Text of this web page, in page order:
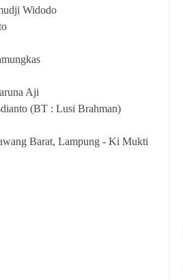
Widodo
Aji
(BT : Lusi Brahman)
Barat, Lampung - Ki Mukti